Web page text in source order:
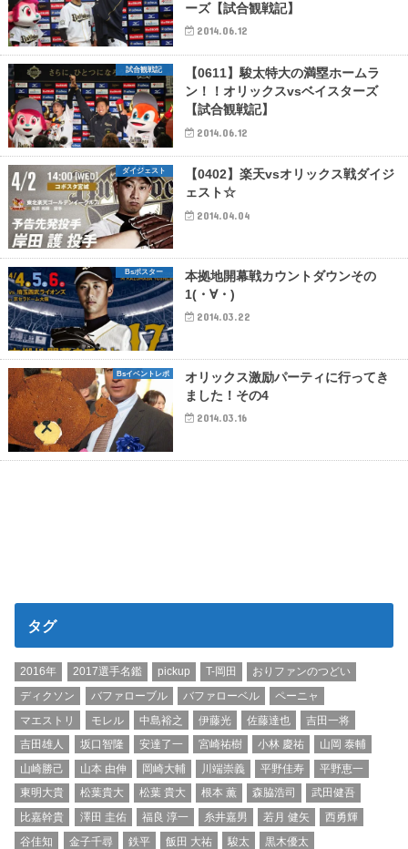
ーズ【試合観戦記】
2014.06.12
試合観戦記
【0611】駿太特大の満塁ホームラ
ン！！オリックスvsベイスターズ
【試合観戦記】
2014.06.12
ダイジェスト
【0402】楽天vsオリックス戦ダイジ
ェスト☆
2014.04.04
Bsポスター
本拠地開幕戦カウントダウンその
1(・∀・)
2014.03.22
Bsイベントレポ
オリックス激励パーティに行ってき
ました！その4
2014.03.16
タグ
2016年 2017選手名鑑 pickup T-岡田
おりファンのつどい
ディクソン
バファローブル バファローベル
ペーニャ
マエストリ
モレル 中島裕之 伊藤光 佐藤達也
吉田一将
吉田雄人
坂口智隆 安達了一 宮崎祐樹 小林 慶祐
山岡 泰輔
山崎勝己
山本 由伸 岡崎大輔 川端崇義 平野佳寿
平野恵一
東明大貴
松葉貴大 松葉 貴大 根本 薫 森脇浩司
武田健吾
比嘉幹貴
澤田 圭佑 福良 淳一 糸井嘉男 若月 健矢
西勇輝
谷佳知
金子千尋 鉄平 飯田 大祐 駿太 黒木優太